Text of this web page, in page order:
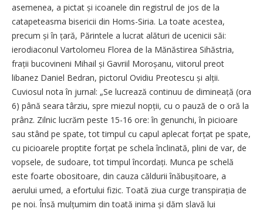
asemenea, a pictat și icoanele din registrul de jos de la
catapeteasma bisericii din Homs-Siria. La toate acestea,
precum și în țară, Părintele a lucrat alături de ucenicii săi:
ierodiaconul Vartolomeu Florea de la Mănăstirea Sihăstria,
frații bucovineni Mihail și Gavriil Moroșanu, viitorul preot
libanez Daniel Bedran, pictorul Ovidiu Preotescu și alții.
Cuviosul nota în jurnal: „Se lucrează continuu de dimineață (ora
6) până seara târziu, spre miezul nopții, cu o pauză de o oră la
prânz. Zilnic lucrăm peste 15-16 ore: în genunchi, în picioare
sau stând pe spate, tot timpul cu capul aplecat forțat pe spate,
cu picioarele proptite forțat pe schela înclinată, plini de var, de
vopsele, de sudoare, tot timpul încordați. Munca pe schelă
este foarte obositoare, din cauza căldurii înăbușitoare, a
aerului umed, a efortului fizic. Toată ziua curge transpirația de
pe noi. Însă mulțumim din toată inima și dăm slavă lui